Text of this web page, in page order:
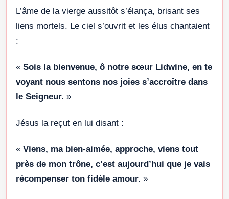
L’âme de la vierge aussitôt s’élança, brisant ses
liens mortels. Le ciel s’ouvrit et les élus chantaient
:
« Sois la bienvenue, ô notre sœur Lidwine, en te
voyant nous sentons nos joies s’accroître dans
le Seigneur. »
Jésus la reçut en lui disant :
« Viens, ma bien-aimée, approche, viens tout
près de mon trône, c’est aujourd’hui que je vais
récompenser ton fidèle amour. »